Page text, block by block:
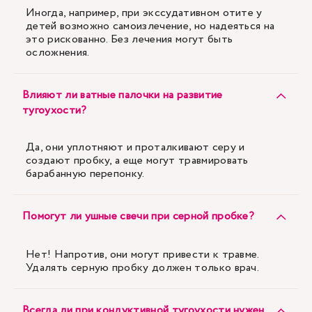
Иногда, например, при экссудативном отите у
детей возможно самоизлечение, но надеяться на
это рискованно. Без лечения могут быть
осложнения.
Влияют ли ватные палочки на развитие
тугоухости?
Да, они уплотняют и проталкивают серу и
создают пробку, а еще могут травмировать
барабанную перепонку.
Помогут ли ушные свечи при серной пробке?
Нет! Напротив, они могут привести к травме.
Удалять серную пробку должен только врач.